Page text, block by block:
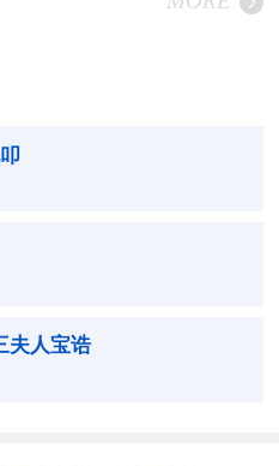
夫人宝诰